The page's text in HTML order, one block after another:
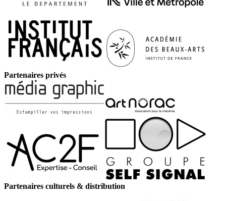
Partenaires privés
Partenaires culturels & distribution